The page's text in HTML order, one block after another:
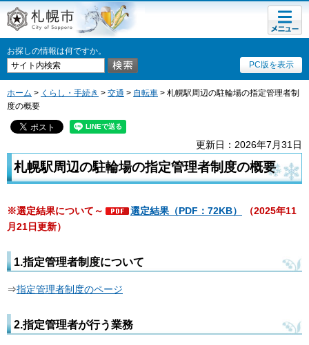
札幌市
お探しの情報は何ですか。
PC版を表示
メニュ
ー
ホーム > くらし・手続き > 交通 > 自転車 > 札幌駅周辺の駐輪場の指定管理者制
度の概要
更新日：2026年7月31日
札幌駅周辺の駐輪場の指定管理者制度の概要
※選定結果について～ 選定結果（PDF：72KB）
（2025年11
月21日更新）
1.指定管理者制度について
⇒指定管理者制度のページ
2.指定管理者が行う業務